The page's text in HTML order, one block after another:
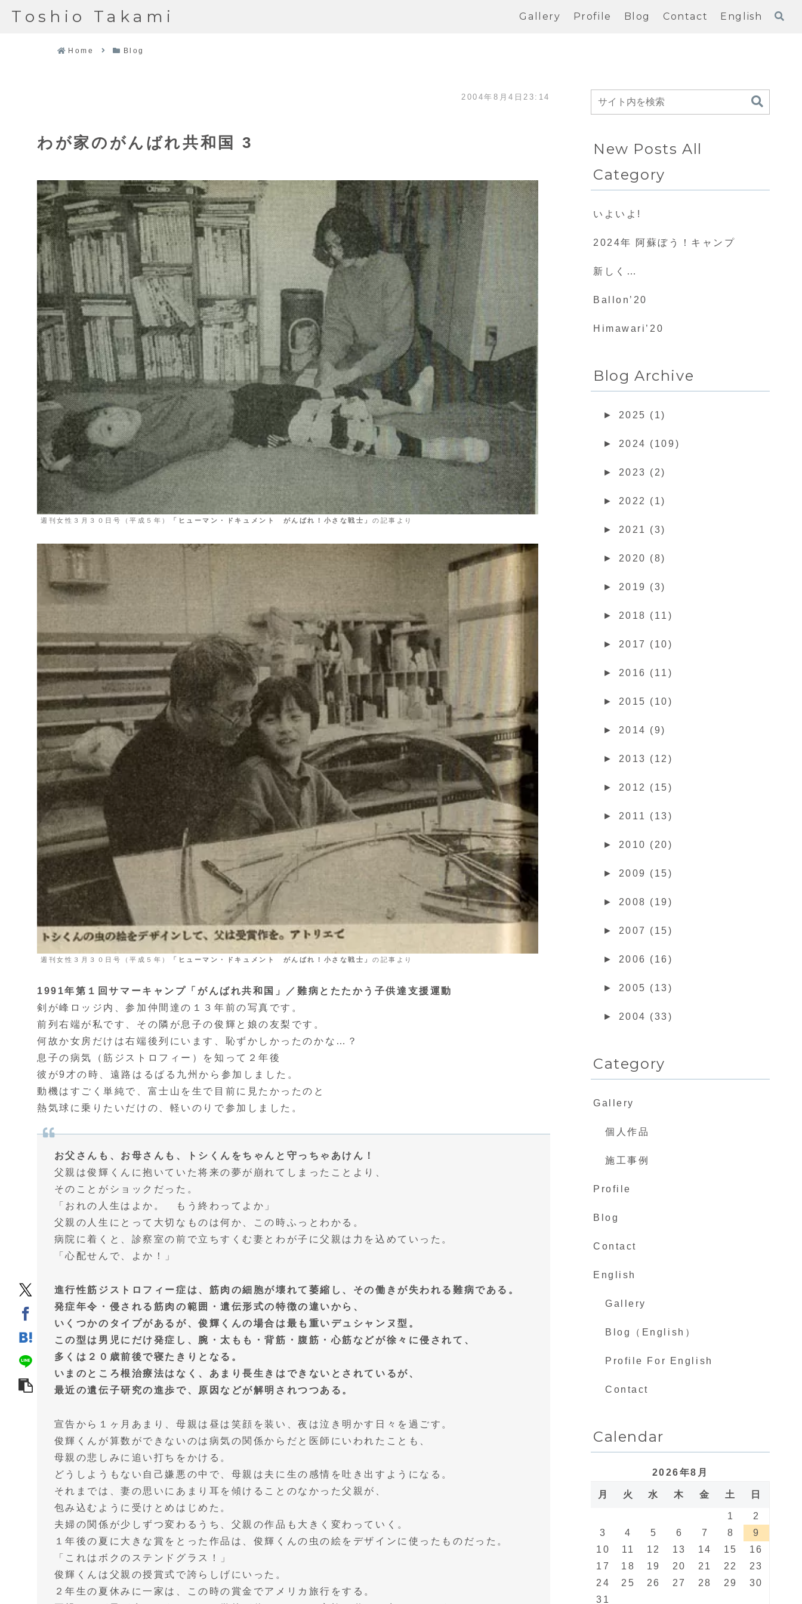
Toshio Takami Gallery Profile Blog Contact English
Home Blog
わが家のがんばれ共和国 3
2004年8月4日23:14
週刊女性３月３０日号（平成５年） 「ヒューマン・ドキュメント がんばれ！小さな戦士」 の記事より
週刊女性３月３０日号（平成５年） 「ヒューマン・ドキュメント がんばれ！小さな戦士」 の記事より
1991年第１回サマーキャンプ「がんばれ共和国」／難病とたたかう子供達支援運動
剣が峰ロッジ内、参加仲間達の１３年前の写真です。
前列右端が私です、その隣が息子の俊輝と娘の友梨です。
何故か女房だけは右端後列にいます、恥ずかしかったのかな…？
息子の病気（筋ジストロフィー）を知って２年後
彼が9才の時、遠路はるばる九州から参加しました。
動機はすごく単純で、富士山を生で目前に見たかったのと
熱気球に乗りたいだけの、軽いのりで参加しました。
お父さんも、お母さんも、トシくんをちゃんと守っちゃあけん！
父親は俊輝くんに抱いていた将来の夢が崩れてしまったことより、
そのことがショックだった。
「おれの人生はよか。 もう終わってよか」
父親の人生にとって大切なものは何か、この時ふっとわかる。
病院に着くと、診察室の前で立ちすくむ妻とわが子に父親は力を込めていった。
「心配せんで、よか！」
進行性筋ジストロフィー症は、筋肉の細胞が壊れて萎縮し、その働きが失われる難病である。
発症年令・侵される筋肉の範囲・遺伝形式の特徴の違いから、
いくつかのタイプがあるが、俊輝くんの場合は最も重いデュシャンヌ型。
この型は男児にだけ発症し、腕・太もも・背筋・腹筋・心筋などが徐々に侵されて、
多くは２０歳前後で寝たきりとなる。
いまのところ根治療法はなく、あまり長生きはできないとされているが、
最近の遺伝子研究の進歩で、原因などが解明されつつある。
宣告から１ヶ月あまり、母親は昼は笑顔を装い、夜は泣き明かす日々を過ごす。
俊輝くんが算数ができないのは病気の関係からだと医師にいわれたことも、
母親の悲しみに追い打ちをかける。
どうしようもない自己嫌悪の中で、母親は夫に生の感情を吐き出すようになる。
それまでは、妻の思いにあまり耳を傾けることのなかった父親が、
包み込むように受けとめはじめた。
夫婦の関係が少しずつ変わるうち、父親の作品も大きく変わっていく。
１年後の夏に大きな賞をとった作品は、俊輝くんの虫の絵をデザインに使ったものだった。
「これはボクのステンドグラス！」
俊輝くんは父親の授賞式で誇らしげにいった。
２年生の夏休みに一家は、この時の賞金でアメリカ旅行をする。
New Posts All
Category
いよいよ!
2024年 阿蘇ぼう！キャンプ
新しく…
Ballon’20
Himawari’20
Blog Archive
► 2025 (1)
► 2024 (109)
► 2023 (2)
► 2022 (1)
► 2021 (3)
► 2020 (8)
► 2019 (3)
► 2018 (11)
► 2017 (10)
► 2016 (11)
► 2015 (10)
► 2014 (9)
► 2013 (12)
► 2012 (15)
► 2011 (13)
► 2010 (20)
► 2009 (15)
► 2008 (19)
► 2007 (15)
► 2006 (16)
► 2005 (13)
► 2004 (33)
Category
Gallery
個人作品
施工事例
Profile
Blog
Contact
English
Gallery
Blog（English）
Profile For English
Contact
Calendar
2026年8月
月 火 水 木 金 土 日
1
2
3
4 5 6 7 8
9
10
11 12 13 14 15
16
17
18 19 20 21 22
23
24
25 26 27 28 29
30
31